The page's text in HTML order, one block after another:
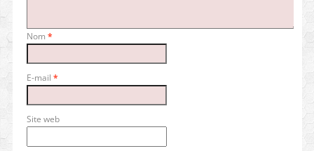
Nom *
E-mail *
Site web